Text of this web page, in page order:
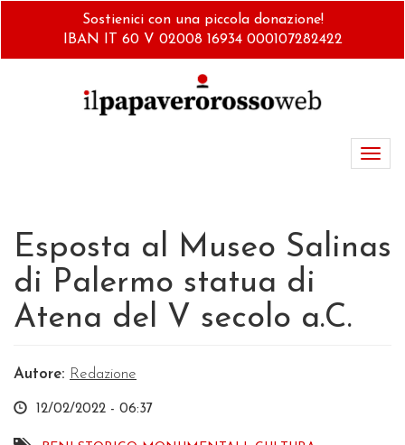
Sostienici con una piccola donazione!
IBAN IT 60 V 02008 16934 000107282422
Esposta al Museo Salinas
di Palermo statua di
Atena del V secolo a.C.
Autore: Redazione
12/02/2022 - 06:37